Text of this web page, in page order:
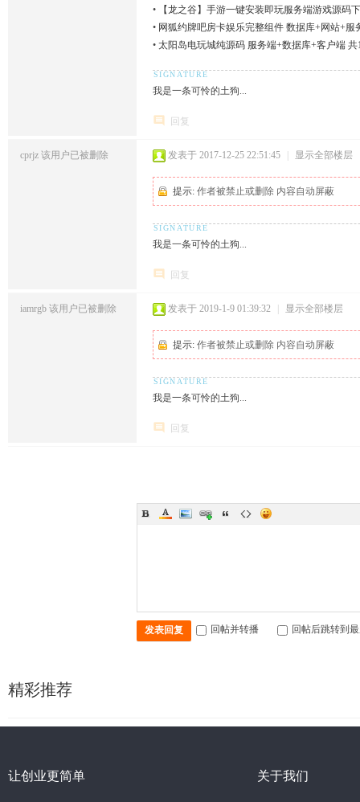
•
【龙之谷】手游一键安装即玩服务端游戏源码
• 网狐约牌吧房卡娱乐完整组件 数据库+网站+服
• 太阳岛电玩城纯源码 服务端+数据库+客户端 共
我是一条可怜的土狗...
回复
cprjz 该用户已被删除 发表于 2017-12-25 22:51:45 | 显示全部楼层
提示: 作者被禁止或删除 内容自动屏蔽
我是一条可怜的土狗...
回复
iamrgb 该用户已被删除 发表于 2019-1-9 01:39:32 | 显示全部楼层
提示: 作者被禁止或删除 内容自动屏蔽
我是一条可怜的土狗...
回复
发表回复 回帖并转播 回帖后跳转到
精彩推荐
让创业更简单 关于我们